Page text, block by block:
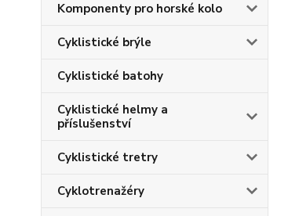
Komponenty pro horské kolo
Cyklistické brýle
Cyklistické batohy
Cyklistické helmy a
příslušenství
Cyklistické tretry
Cyklotrenažéry